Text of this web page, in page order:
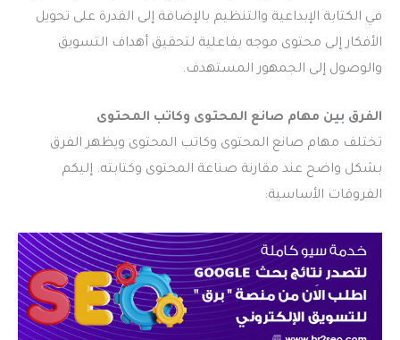
في الكتابة الإبداعية والتنظيم بالإضافة إلى القدرة على تحويل
الأفكار إلى محتوى موجه بفاعلية لتحقيق أهداف التسويق
والوصول إلى الجمهور المستهدف.
الفرق بين مهام صانع المحتوى وكاتب المحتوى
تختلف مهام صانع المحتوى وكاتب المحتوى ويظهر الفرق
بشكل واضح عند مقارنة صناعة المحتوى وكتابته. إليكم
الفروقات الأساسية: